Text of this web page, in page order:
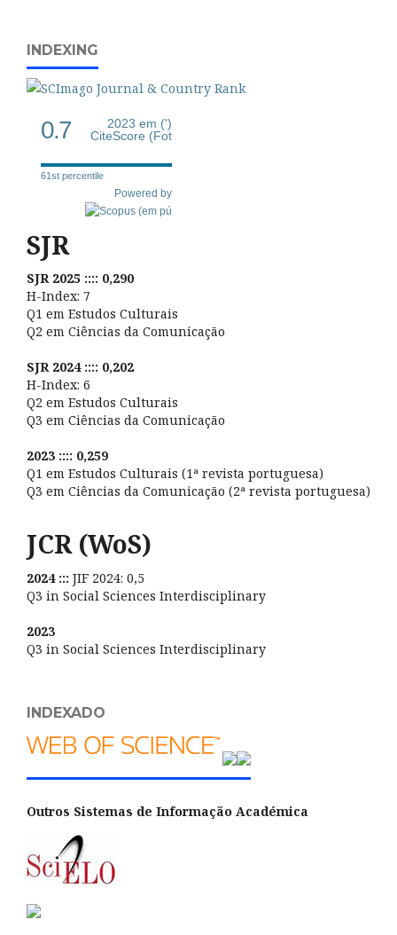
INDEXING
0.7
2023 em (')
CiteScore (Fot
61st percentile
Powered by
SJR
SJR 2025 :::: 0,290
H-Index: 7
Q1 em Estudos Culturais
Q2 em Ciências da Comunicação
SJR 2024 :::: 0,202
H-Index: 6
Q2 em Estudos Culturais
Q3 em Ciências da Comunicação
2023 :::: 0,259
Q1 em Estudos Culturais (1ª revista portuguesa)
Q3 em Ciências da Comunicação (2ª revista portuguesa)
JCR (WoS)
2024 ::: JIF 2024: 0,5
Q3 in Social Sciences Interdisciplinary
2023
Q3 in Social Sciences Interdisciplinary
INDEXADO
Outros Sistemas de Informação Académica